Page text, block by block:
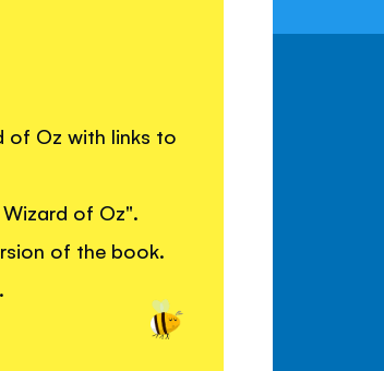
of Oz with links to
of Oz".
of the book.